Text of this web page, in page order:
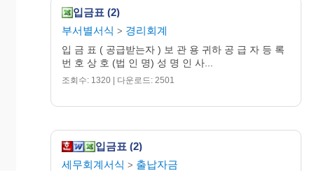
입금표 (2)
부서별서식 > 경리회계
입 금 표 ( 공급받는자 ) 보 관 용 귀하 공 급 자 등 록
번 호 상 호 (법 인 명) 성 명 인 사...
조회수: 1320 | 다운로드: 2501
입금표 (2)
세무회계서식 > 출납자금